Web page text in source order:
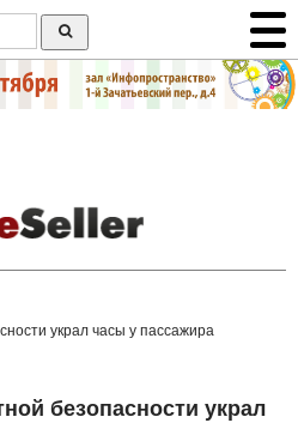
украл часы у пассажира
безопасности украл